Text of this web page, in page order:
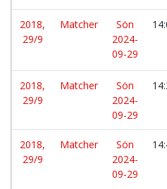
2018,
29/9
Matcher
Sön
2024-
09-29
2018,
29/9
Matcher
Sön
2024-
09-29
2018,
29/9
Matcher
Sön
2024-
09-29